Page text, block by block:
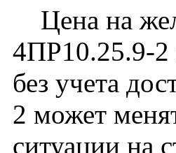
Цена на
4ПР10.25.9-2
без учета
2 может
ситуации на